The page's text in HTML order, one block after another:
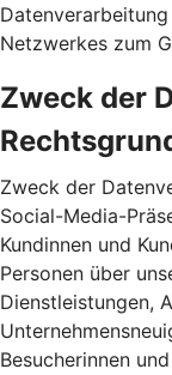
Netzwerkes zum
Zweck der
Zweck der
Social-Media-
Kundinnen und
Personen über
Dienstleistungen,
Besucherinnen